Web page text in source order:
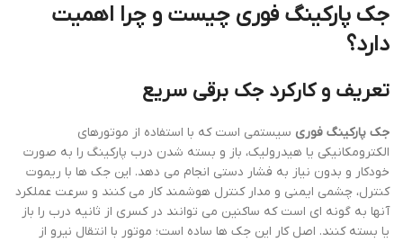
جک پارکینگ فوری چیست و چرا اهمیت
دارد؟
تعریف و کارکرد جک برقی سریع
جک پارکینگ فوری سیستمی است که با استفاده از موتورهای
الکترومکانیکی یا هیدرولیک، باز و بسته شدن درب پارکینگ را به صورت
خودکار و بدون نیاز به فشار دستی انجام می دهد. این جک ها با ریموت
کنترل، چشمی ایمنی و مدار کنترل هوشمند کار می کنند و سرعت عملکرد
آنها به گونه ای است که ساکنین می توانند در کسری از ثانیه درب را باز
یا بسته کنند. اصل کار این جک ها ساده است؛ موتور با انتقال نیرو از